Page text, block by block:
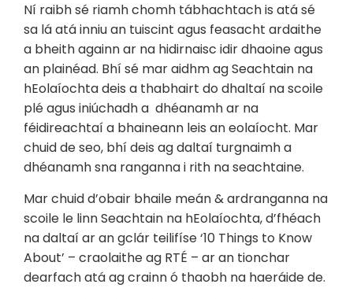
Ní raibh sé riamh chomh tábhachtach is atá sé
sa lá atá inniu an tuiscint agus feasacht ardaithe
a bheith againn ar na hidirnaisc idir dhaoine agus
an plainéad. Bhí sé mar aidhm ag Seachtain na
hEolaíochta deis a thabhairt do dhaltaí na scoile
plé agus iniúchadh a dhéanamh ar na
féidireachtaí a bhaineann leis an eolaíocht. Mar
chuid de seo, bhí deis ag daltaí turgnaimh a
dhéanamh sna ranganna i rith na seachtaine.
Mar chuid d’obair bhaile meán & ardranganna na
scoile le linn Seachtain na hEolaíochta, d’fhéach
na daltaí ar an gclár teilifíse ‘10 Things to Know
About’ – craolaithe ag RTÉ – ar an tionchar
dearfach atá ag crainn ó thaobh na haeráide de.